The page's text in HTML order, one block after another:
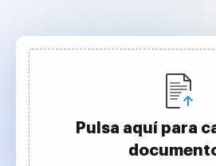
Pulsa aquí para